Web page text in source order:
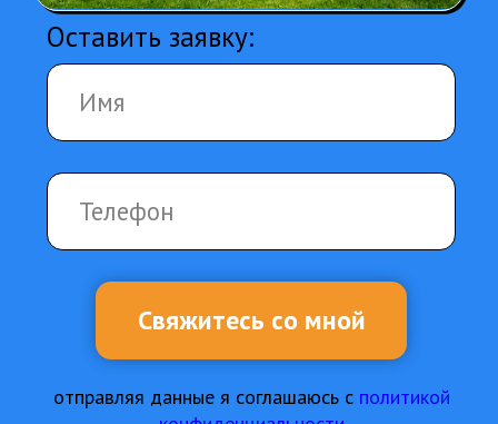
отправляя данные я соглашаюсь с
конфиденциальности